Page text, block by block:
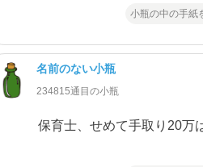
小瓶の中の手紙
名前のない小瓶
234815通目の小瓶
保育士、せめて手取り20万